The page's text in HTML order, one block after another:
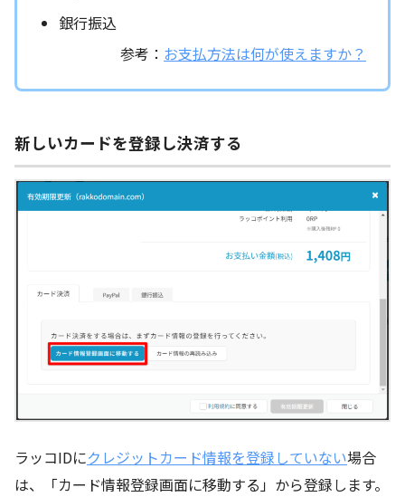
銀行振込
参考： お支払方法は何が使えますか？
新しいカードを登録し決済する
ラッコIDにクレジットカード情報を登録していない場合
は、「カード情報登録画面に移動する」から登録します。